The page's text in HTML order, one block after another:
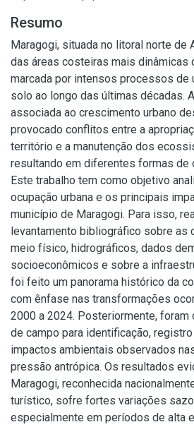
Resumo
Maragogi, situada no litoral norte de
das áreas costeiras mais dinâmicas
marcada por intensos processos de
solo ao longo das últimas décadas.
associada ao crescimento urbano
provocado conflitos entre a
território e a manutenção dos
resultando em diferentes formas de
Este trabalho tem como objetivo
ocupação urbana e os principais
município de Maragogi. Para isso,
levantamento bibliográfico sobre as
meio físico, hidrográficos, dados
socioeconômicos e sobre a
foi feito um panorama histórico da
com ênfase nas transformações
2000 a 2024. Posteriormente, foram
de campo para identificação,
impactos ambientais observados
pressão antrópica. Os resultados
Maragogi, reconhecida
turístico, sofre fortes variações
especialmente em períodos de alta